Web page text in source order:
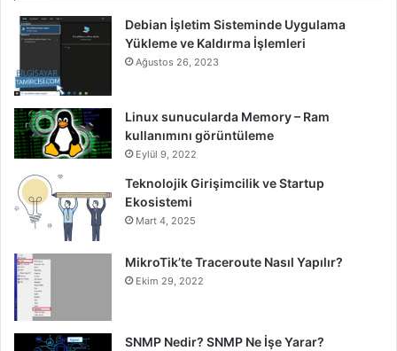
Debian İşletim Sisteminde Uygulama
Yükleme ve Kaldırma İşlemleri
Ağustos 26, 2023
Linux sunucularda Memory – Ram
kullanımını görüntüleme
Eylül 9, 2022
Teknolojik Girişimcilik ve Startup
Ekosistemi
Mart 4, 2025
MikroTik’te Traceroute Nasıl Yapılır?
Ekim 29, 2022
SNMP Nedir? SNMP Ne İşe Yarar?